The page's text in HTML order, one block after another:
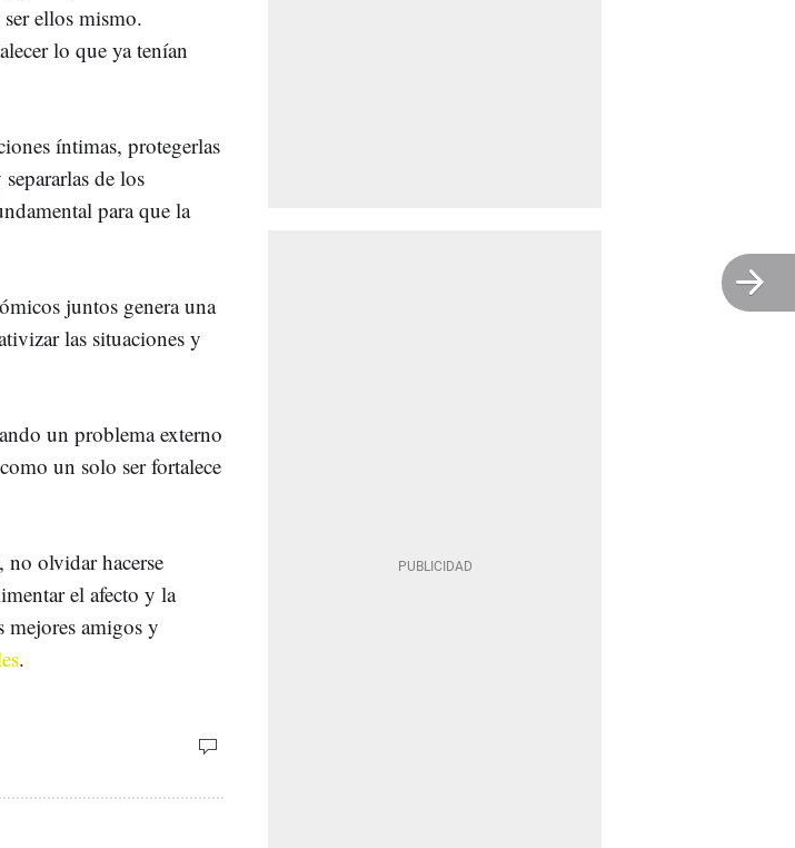
ellos mismo.
lo que ya tenían
íntimas, protegerlas
de los
para que la
juntos genera una
las situaciones y
un problema externo
un solo ser fortalece
olvidar hacerse
el afecto y la
mejores amigos y
.